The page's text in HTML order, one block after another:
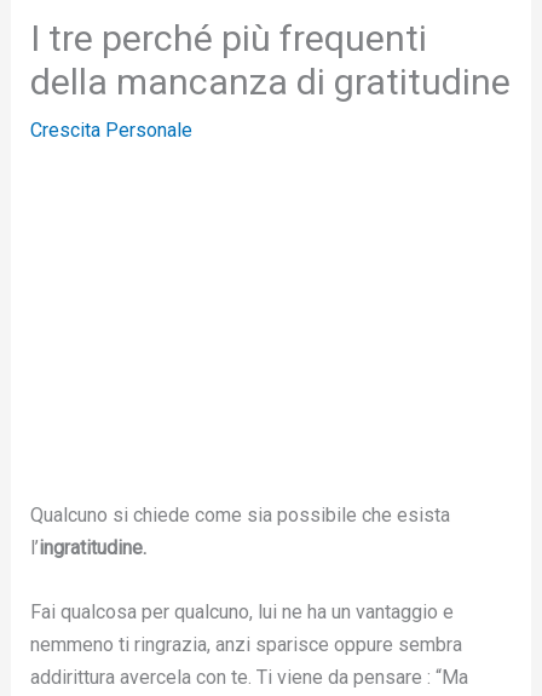
I tre perché più frequenti
della mancanza di gratitudine
Crescita Personale
Qualcuno si chiede come sia possibile che esista
l’ingratitudine.
Fai qualcosa per qualcuno, lui ne ha un vantaggio e
nemmeno ti ringrazia, anzi sparisce oppure sembra
addirittura avercela con te. Ti viene da pensare : “Ma